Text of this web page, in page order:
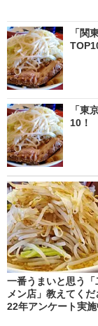
「関
「東
10！
一番うまいと思う「
メン店」教えてく
22年アンケート実